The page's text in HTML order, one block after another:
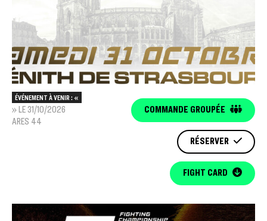
ÉVÉNEMENT À VENIR : «
» LE 31/10/2026
ARES 44
COMMANDE GROUPÉE
RÉSERVER
FIGHT CARD